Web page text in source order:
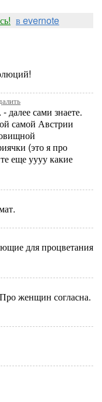
в evernote
далее сами знаете.
самой Австрии
(это я про
еще уууу какие
для процветания
Про женщин согласна.